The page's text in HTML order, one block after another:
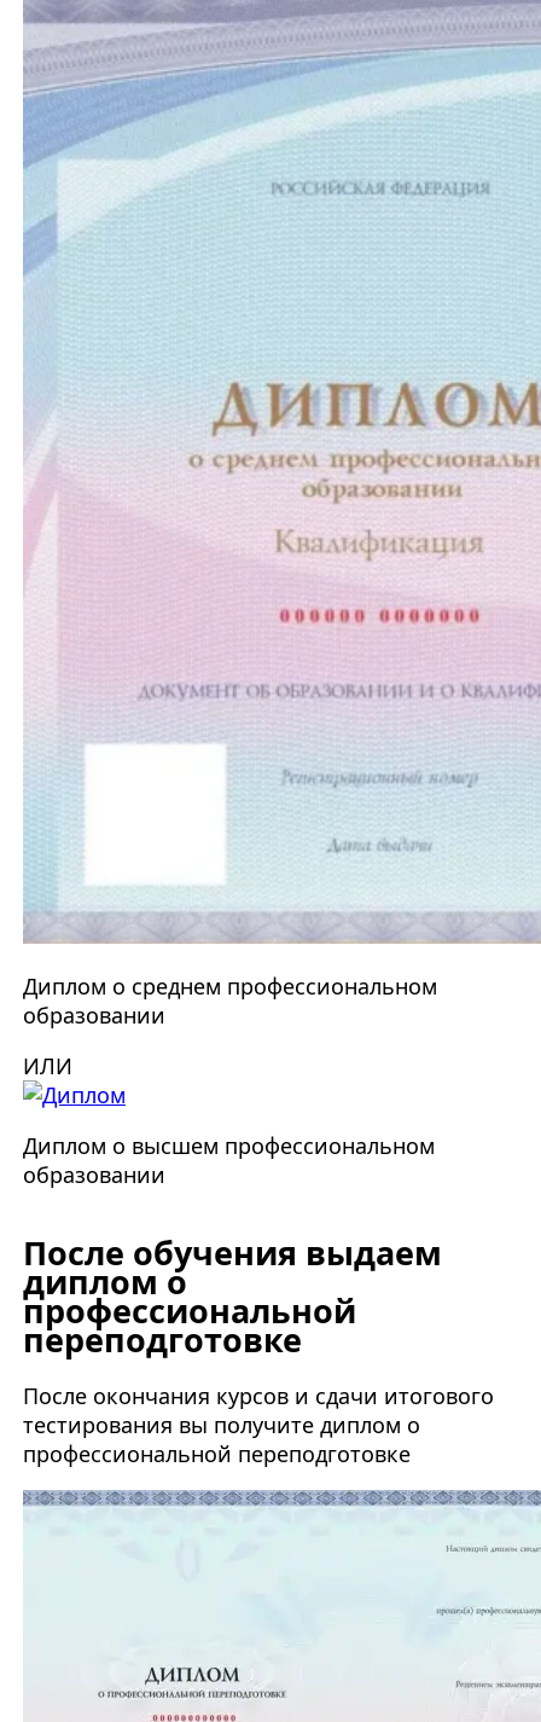
Диплом о среднем профессиональном
образовании
ИЛИ
Диплом о высшем профессиональном
образовании
После обучения выдаем
диплом о
профессиональной
переподготовке
После окончания курсов и сдачи итогового
тестирования вы получите диплом о
профессиональной переподготовке